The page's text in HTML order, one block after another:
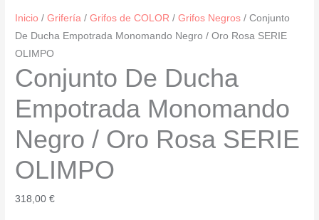
Inicio /Grifería /Grifos de COLOR /Grifos Negros / Conjunto
De Ducha Empotrada Monomando Negro / Oro Rosa SERIE
OLIMPO
Conjunto De Ducha
Empotrada Monomando
Negro / Oro Rosa SERIE
OLIMPO
318,00€